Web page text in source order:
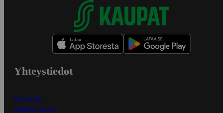
Yhteystiedot
Myymälät
Asiakaspalvelu